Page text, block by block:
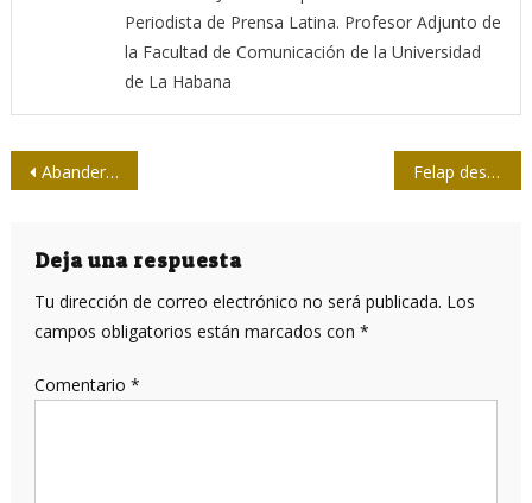
Periodista de Prensa Latina. Profesor Adjunto de
la Facultad de Comunicación de la Universidad
de La Habana
Navegación
entradas
Abanderada delegación de Guantánamo al X Congreso de la Upec Felap desea éxitos al X Congreso de la Upec
Deja una respuesta
Tu dirección de correo electrónico no será publicada. Los
campos obligatorios están marcados con *
Comentario *